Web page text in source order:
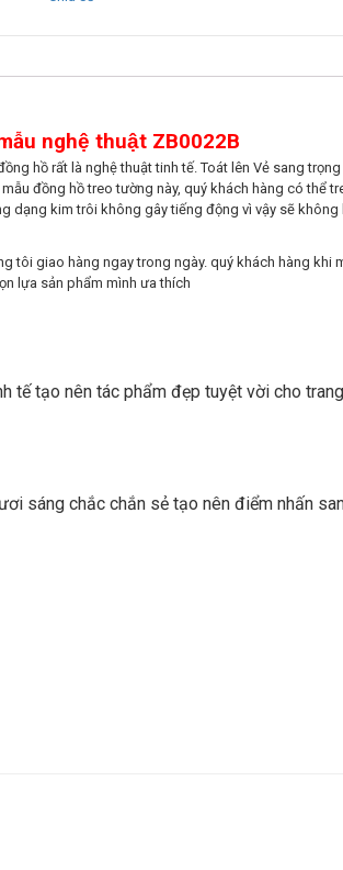
nghệ thuật ZB0022B
hồ rất là nghệ thuật tinh tế. Toát lên Vẻ sang
đồng hồ treo tường này, quý khách hàng có thể
dạng kim trôi không gây tiếng động vì vậy sẽ
tôi giao hàng ngay trong ngày. quý khách hàng khi
lựa sản phẩm mình ưa thích
tế tạo nên tác phẩm đẹp tuyệt vời cho
sáng chắc chắn sẻ tạo nên điểm nhấn